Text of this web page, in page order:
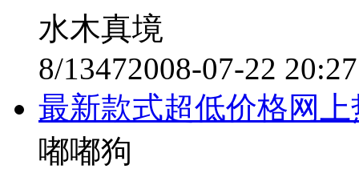
水木真境
8/13472008-07-22
最新款式超低价格网
嘟嘟狗